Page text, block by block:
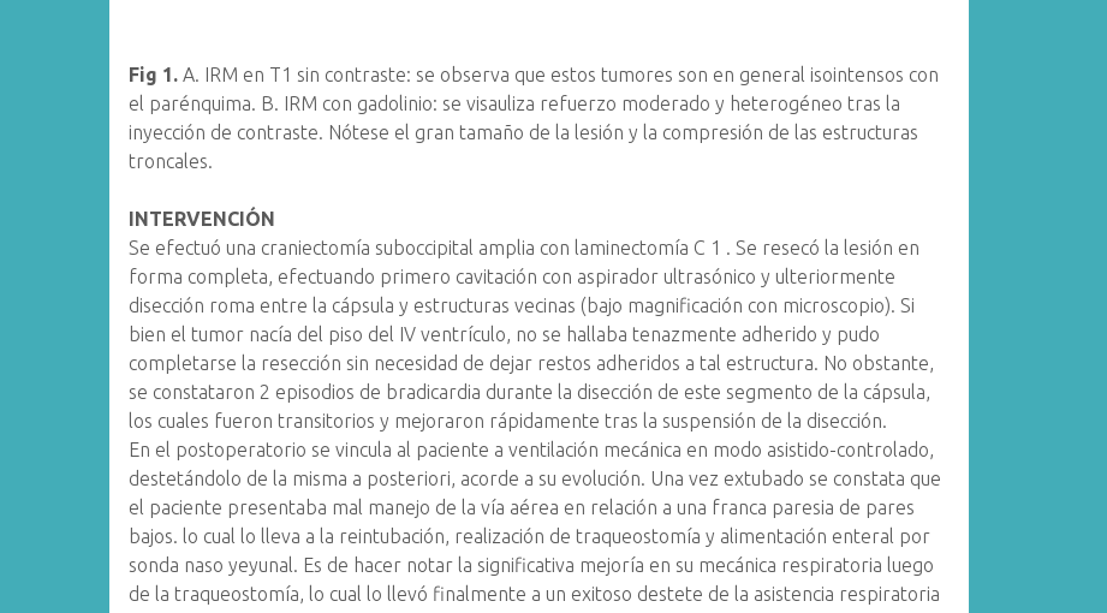
Fig 1.A. IRM en T1 sin contraste: se observa que estos tumores son en general isointensos con
el parénquima. B. IRM con gadolinio: se visauliza refuerzo moderado y heterogéneo tras la
inyección de contraste. Nótese el gran tamaño de la lesión y la compresión de las estructuras
troncales.
INTERVENCIÓN
Se efectuó una craniectomía suboccipital amplia con laminectomía C 1 . Se resecó la lesión en
forma completa, efectuando primero cavitación con aspirador ultrasónico y ulteriormente
disección roma entre la cápsula y estructuras vecinas (bajo magnificación con microscopio). Si
bien el tumor nacía del piso del IV ventrículo, no se hallaba tenazmente adherido y pudo
completarse la resección sin necesidad de dejar restos adheridos a tal estructura. No obstante,
se constataron 2 episodios de bradicardia durante la disección de este segmento de la cápsula,
los cuales fueron transitorios y mejoraron rápidamente tras la suspensión de la disección.
En el postoperatorio se vincula al paciente a ventilación mecánica en modo asistido-controlado,
destetándolo de la misma a posteriori, acorde a su evolución. Una vez extubado se constata que
el paciente presentaba mal manejo de la vía aérea en relación a una franca paresia de pares
bajos. lo cual lo lleva a la reintubación, realización de traqueostomía y alimentación enteral por
sonda naso yeyunal. Es de hacer notar la significativa mejoría en su mecánica respiratoria luego
de la traqueostomía, lo cual lo llevó finalmente a un exitoso destete de la asistencia respiratoria